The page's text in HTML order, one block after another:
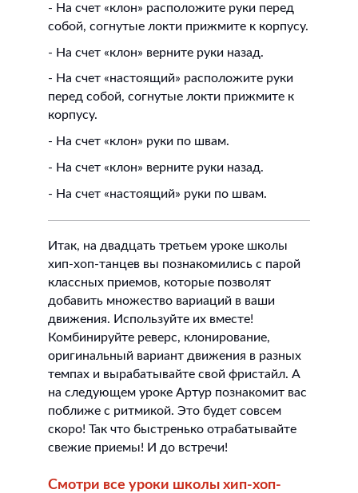
- На счет «клон» расположите руки перед
собой, согнутые локти прижмите к корпусу.
- На счет «клон» верните руки назад.
- На счет «настоящий» расположите руки
перед собой, согнутые локти прижмите к
корпусу.
- На счет «клон» руки по швам.
- На счет «клон» верните руки назад.
- На счет «настоящий» руки по швам.
Итак, на двадцать третьем уроке школы
хип-хоп-танцев вы познакомились с парой
классных приемов, которые позволят
добавить множество вариаций в ваши
движения. Используйте их вместе!
Комбинируйте реверс, клонирование,
оригинальный вариант движения в разных
темпах и вырабатывайте свой фристайл. А
на следующем уроке Артур познакомит вас
поближе с ритмикой. Это будет совсем
скоро! Так что быстренько отрабатывайте
свежие приемы! И до встречи!
Смотри все уроки школы хип-хоп-